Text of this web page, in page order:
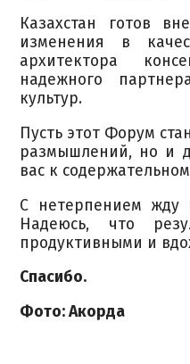
Казахстан готов
изменения в
архитектора
надежного
культур.
Пусть этот Форум
размышлений, но и
вас к
С нетерпением жду
Надеюсь, что
продуктивными и
Спасибо.
Фото: Акорда